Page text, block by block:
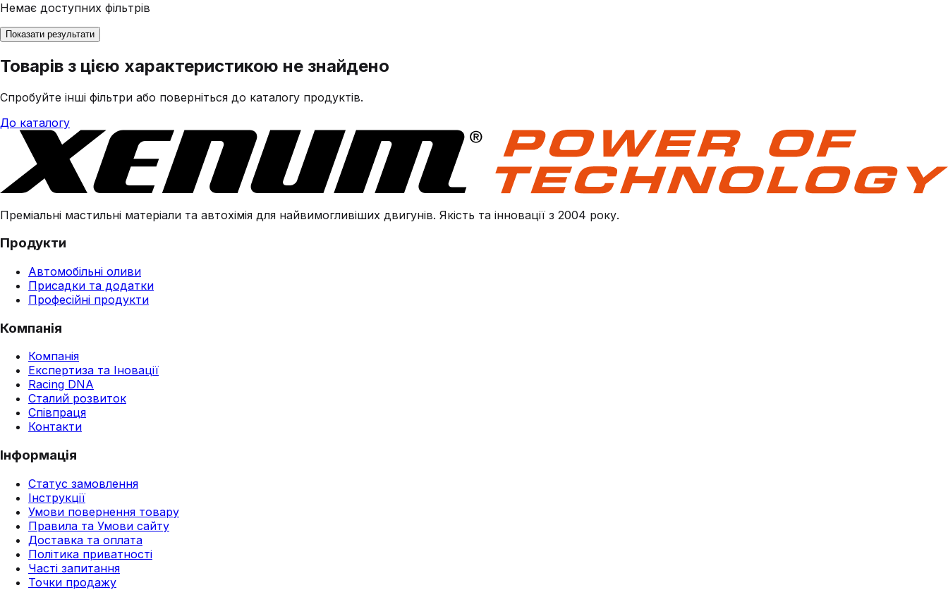
Немає доступних фільтрів
Показати результати
Товарів з цією характеристикою не знайдено
Спробуйте інші фільтри або поверніться до каталогу продуктів.
До каталогу
Преміальні мастильні матеріали та автохімія для найвимогливіших двигунів. Якість та інновації з 2004 року.
Продукти
Автомобільні оливи
Присадки та додатки
Професійні продукти
Компанія
Компанія
Експертиза та Іновації
Racing DNA
Сталий розвиток
Співпраця
Контакти
Інформація
Статус замовлення
Інструкції
Умови повернення товару
Правила та Умови сайту
Доставка та оплата
Політика приватності
Часті запитання
Точки продажу